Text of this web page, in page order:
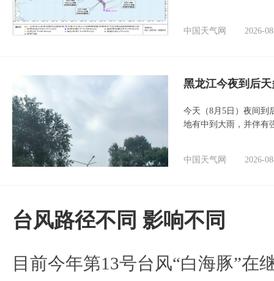
中国天气网 2026-
黑龙江今夜到后
今天（8月5日）夜间到
地有中到大雨，并伴有
中国天气网 2026-
台风路径不同 影响不同
目前今年第13号台风“白海豚”在